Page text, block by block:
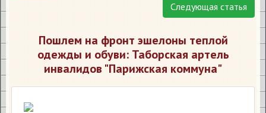
Следующая статья
Пошлем на фронт эшелоны теплой
одежды и обуви: Таборская артель
инвалидов "Парижская коммуна"